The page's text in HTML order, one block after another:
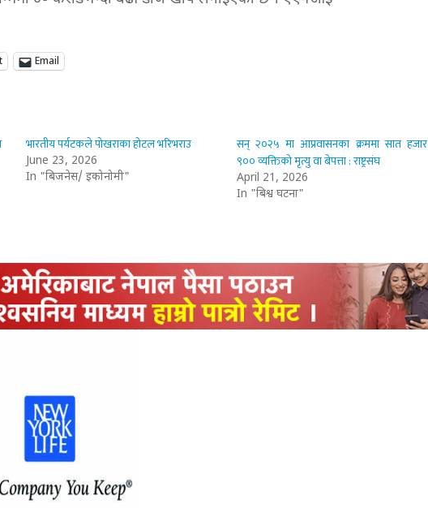
Email
भारतीय पर्यटकले पोखराका होटल भरिभराउ
June 23, 2026
In "बिजनेस/ इकोनोमी"
सन् २०२५ मा आप्रवासनका क्रममा सात हजार
९०० व्यक्तिको मृत्यु वा बेपत्ता : राष्ट्रसंघ
April 21, 2026
In "बिश्व घटना"